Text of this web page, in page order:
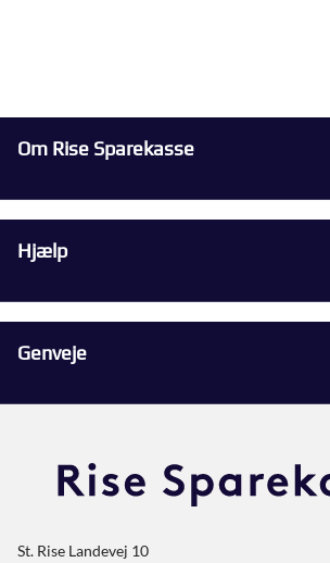
Om Rise Sparekasse
Hjælp
Genveje
St. Rise Landevej 10